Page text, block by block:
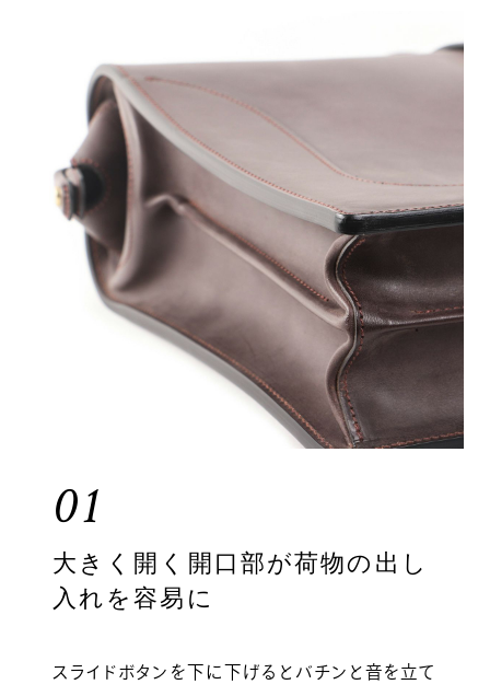
01
大きく開く開口部が荷物の出し
入れを容易に
スライドボタンを下に下げるとバチンと音を立て